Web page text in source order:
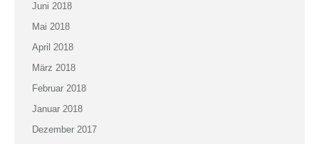
Juni 2018
Mai 2018
April 2018
März 2018
Februar 2018
Januar 2018
Dezember 2017